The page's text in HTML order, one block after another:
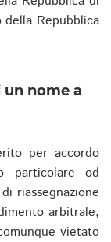
Repubblica
nome a
per accordo
particolare od
riassegnazione
arbitrale,
vietato